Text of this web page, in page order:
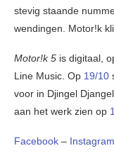
stevig staande
wendingen. Motor!k
Motor!k 5 is digitaal,
Line Music. Op 19/10
voor in Djingel
aan het werk zien op
Facebook – Instagram